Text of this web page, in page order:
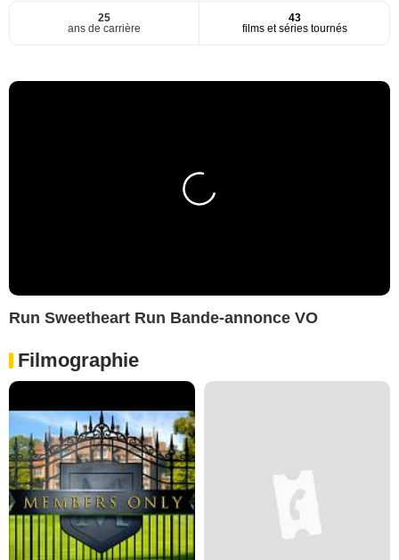
25
ans de carrière
43
films et séries tournés
Run Sweetheart Run Bande-annonce VO
Filmographie